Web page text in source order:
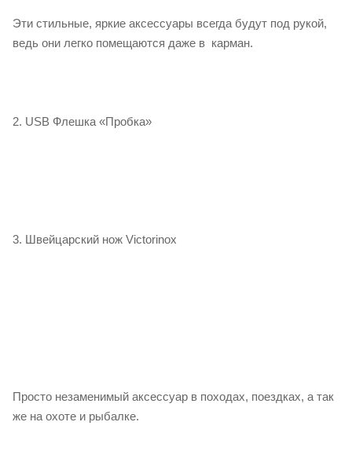
Эти стильные, яркие аксессуары всегда будут под рукой,
ведь они легко помещаются даже в карман.
2. USB Флешка «Пробка»
3. Швейцарский нож Victorinox
Просто незаменимый аксессуар в походах, поездках, а так
же на охоте и рыбалке.